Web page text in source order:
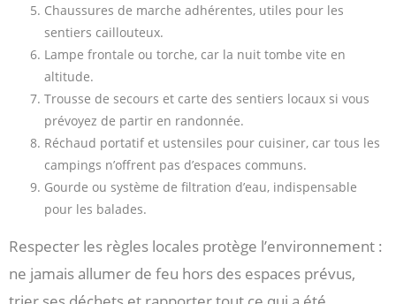
Chaussures de marche adhérentes, utiles pour les
sentiers caillouteux.
Lampe frontale ou torche, car la nuit tombe vite en
altitude.
Trousse de secours et carte des sentiers locaux si vous
prévoyez de partir en randonnée.
Réchaud portatif et ustensiles pour cuisiner, car tous les
campings n’offrent pas d’espaces communs.
Gourde ou système de filtration d’eau, indispensable
pour les balades.
Respecter les règles locales protège l’environnement :
ne jamais allumer de feu hors des espaces prévus,